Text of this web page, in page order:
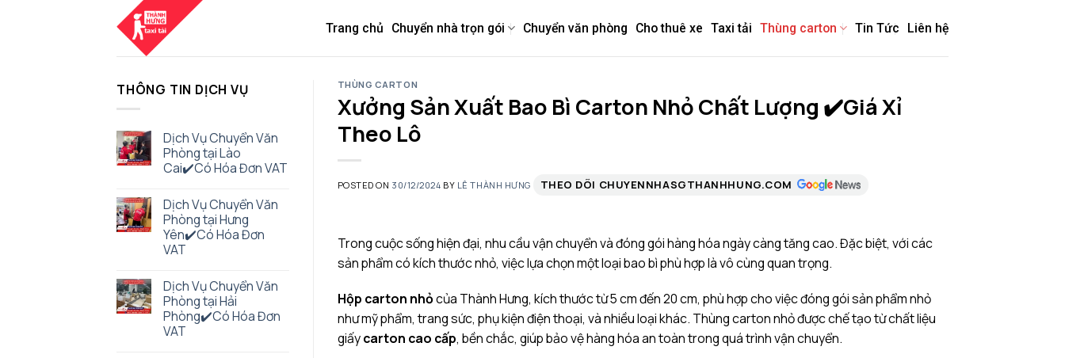
Trang chủ Chuyển nhà trọn gói Chuyển văn phòng Cho thuê xe Taxi tải Thùng carton Tin Tức Liên hệ
THÔNG TIN DỊCH VỤ
Dịch Vụ Chuyển Văn
Phòng tại Lào
Cai✔️Có Hóa Đơn VAT
Dịch Vụ Chuyển Văn
Phòng tại Hưng
Yên✔️Có Hóa Đơn
VAT
Dịch Vụ Chuyển Văn
Phòng tại Hải
Phòng✔️Có Hóa Đơn
VAT
THÙNG CARTON
Xưởng Sản Xuất Bao Bì Carton Nhỏ Chất Lượng ✔️Giá Xỉ
Theo Lô
POSTED ON 30/12/2024 BY LÊ THÀNH HƯNG THEO DÕI CHUYENNHASGTHANHHUNG.COM
Trong cuộc sống hiện đại, nhu cầu vận chuyển và đóng gói hàng hóa ngày càng tăng cao. Đặc biệt, với các
sản phẩm có kích thước nhỏ, việc lựa chọn một loại bao bì phù hợp là vô cùng quan trọng.
Hộp carton nhỏcủa Thành Hưng, kích thước từ 5 cm đến 20 cm, phù hợp cho việc đóng gói sản phẩm nhỏ
như mỹ phẩm, trang sức, phụ kiện điện thoại, và nhiều loại khác. Thùng carton nhỏ được chế tạo từ chất liệu
giấycarton cao cấp, bền chắc, giúp bảo vệ hàng hóa an toàn trong quá trình vận chuyển.